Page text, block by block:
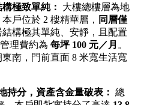
30-40 年